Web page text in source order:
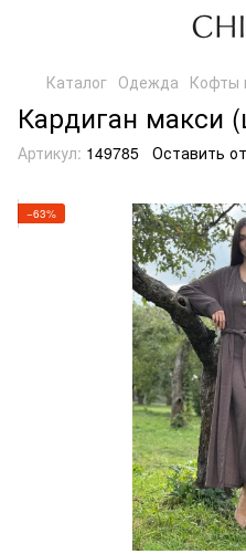
Каталог Одежда Кофты
Кардиган макси
Артикул: 149785 Оставить
−63%